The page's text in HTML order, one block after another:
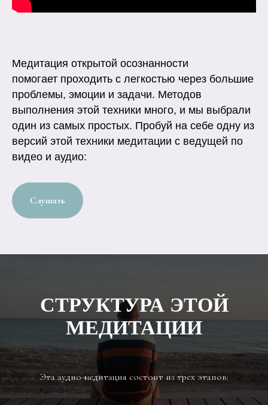
Медитация открытой осознанности
помогает проходить с легкостью через большие
проблемы, эмоции и задачи. Методов
выполнения этой техники много, и мы выбрали
один из самых простых. Пробуй на себе одну из
версий этой техники медитации с ведущей по
видео и аудио:
Слушать
СТРУКТУРА ЭТОЙ
МЕДИТАЦИИ
Эта аудио-медитация состоит из трех этапов: